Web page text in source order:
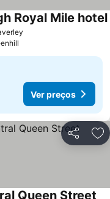
Royal Mile hotel
Ver preços
Partilhar
Queen Street